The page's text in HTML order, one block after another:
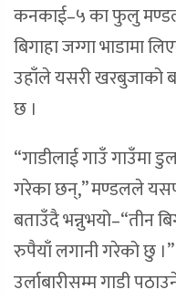
कनकाई–५ का फुलु
बिगाहा जग्गा भाडामा
उहाँले यसरी खरबुजाको
छ ।
“गाडीलाई गाउँ गाउँमा
गरेका छन्,” मण्डलले
बताउँदै भन्नुभयो–“तीन
रुपैयाँ लगानी गरेको छु
उर्लाबारीसम्म गाडी